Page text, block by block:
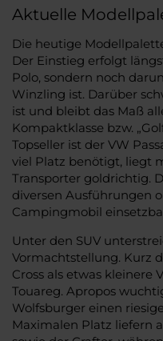
Aktuelle
Die heutige
Der Einstieg erfolgt
Polo, sondern noch
Winzling ist. Darüber
ist und bleibt das Maß
Kompaktklasse bzw.
Topseller ist der VW
viel Platz benötigt, liegt
Transporter goldrichtig.
diversen Ausführungen
Campingmobil
Unter den SUV
Vormachtstellung. Kurz
Cross als etwas kleinere
Touareg. Apropos
Wolfsburger einen
Maximalen Platz liefern